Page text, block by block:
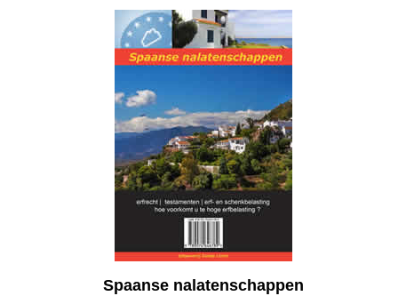
Spaanse nalatenschappen